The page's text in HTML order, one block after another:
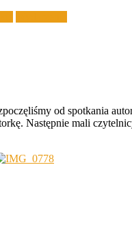
od spotkania
Następnie mali